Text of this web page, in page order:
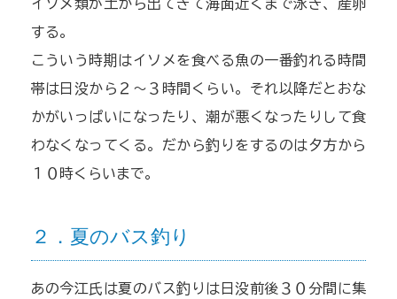
イソメ類が土から出てきて海面近くまで泳ぎ、産卵
する。
こういう時期はイソメを食べる魚の一番釣れる時間
帯は日没から２～３時間くらい。それ以降だとおな
かがいっぱいになったり、潮が悪くなったりして食
わなくなってくる。だから釣りをするのは夕方から
１０時くらいまで。
２．夏のバス釣り
あの今江氏は夏のバス釣りは日没前後３０分間に集